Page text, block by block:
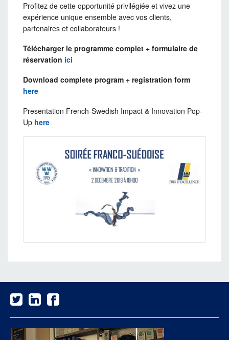
Profitez de cette opportunité privilégiée et vivez une
expérience unique ensemble avec vos clients,
partenaires et collaborateurs !
Télécharger le programme complet + formulaire de
réservation ici
Download complete program + registration form
here
Presentation French-Swedish Impact & Innovation Pop-
Up here